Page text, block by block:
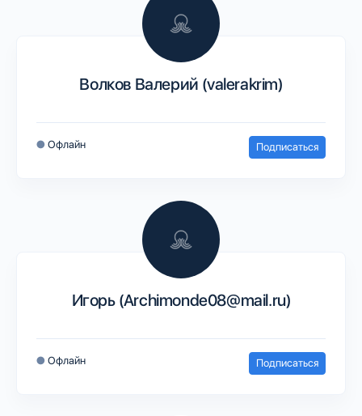
Волков Валерий (valerakrim)
● Офлайн Подписаться
Игорь (Archimonde08@mail.ru)
● Офлайн Подписаться